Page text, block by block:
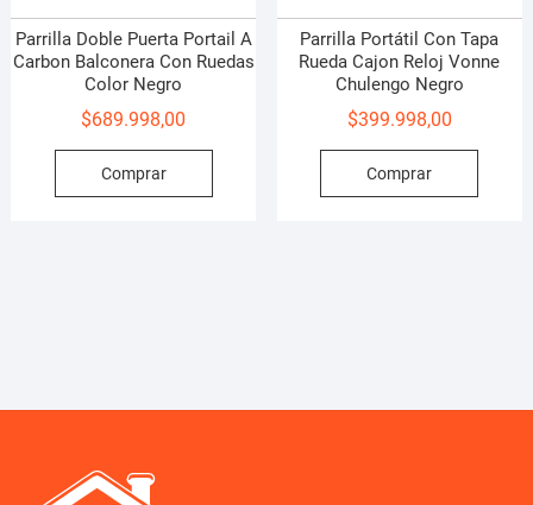
Parrilla Doble Puerta Portail A
Carbon Balconera Con Ruedas
Color Negro
$689.998,00
Comprar
Parrilla Portátil Con Tapa
Rueda Cajon Reloj Vonne
Chulengo Negro
$399.998,00
Comprar